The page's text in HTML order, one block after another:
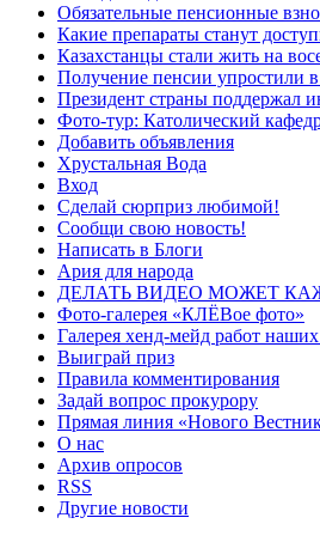
Обязательные пенсионные
Какие препараты станут
Казахстанцы стали жить на
Получение пенсии упростили в
Президент страны поддержал
Фото-тур: Католический
Добавить объявления
Хрустальная Вода
Вход
Сделай сюрприз любимой!
Сообщи свою новость!
Написать в Блоги
Ария для народа
ДЕЛАТЬ ВИДЕО МОЖЕТ
Фото-галерея «КЛЁВое фото»
Галерея хенд-мейд работ наших
Выиграй приз
Правила комментирования
Задай вопрос прокурору
Прямая линия «Нового
О нас
Архив опросов
RSS
Другие новости